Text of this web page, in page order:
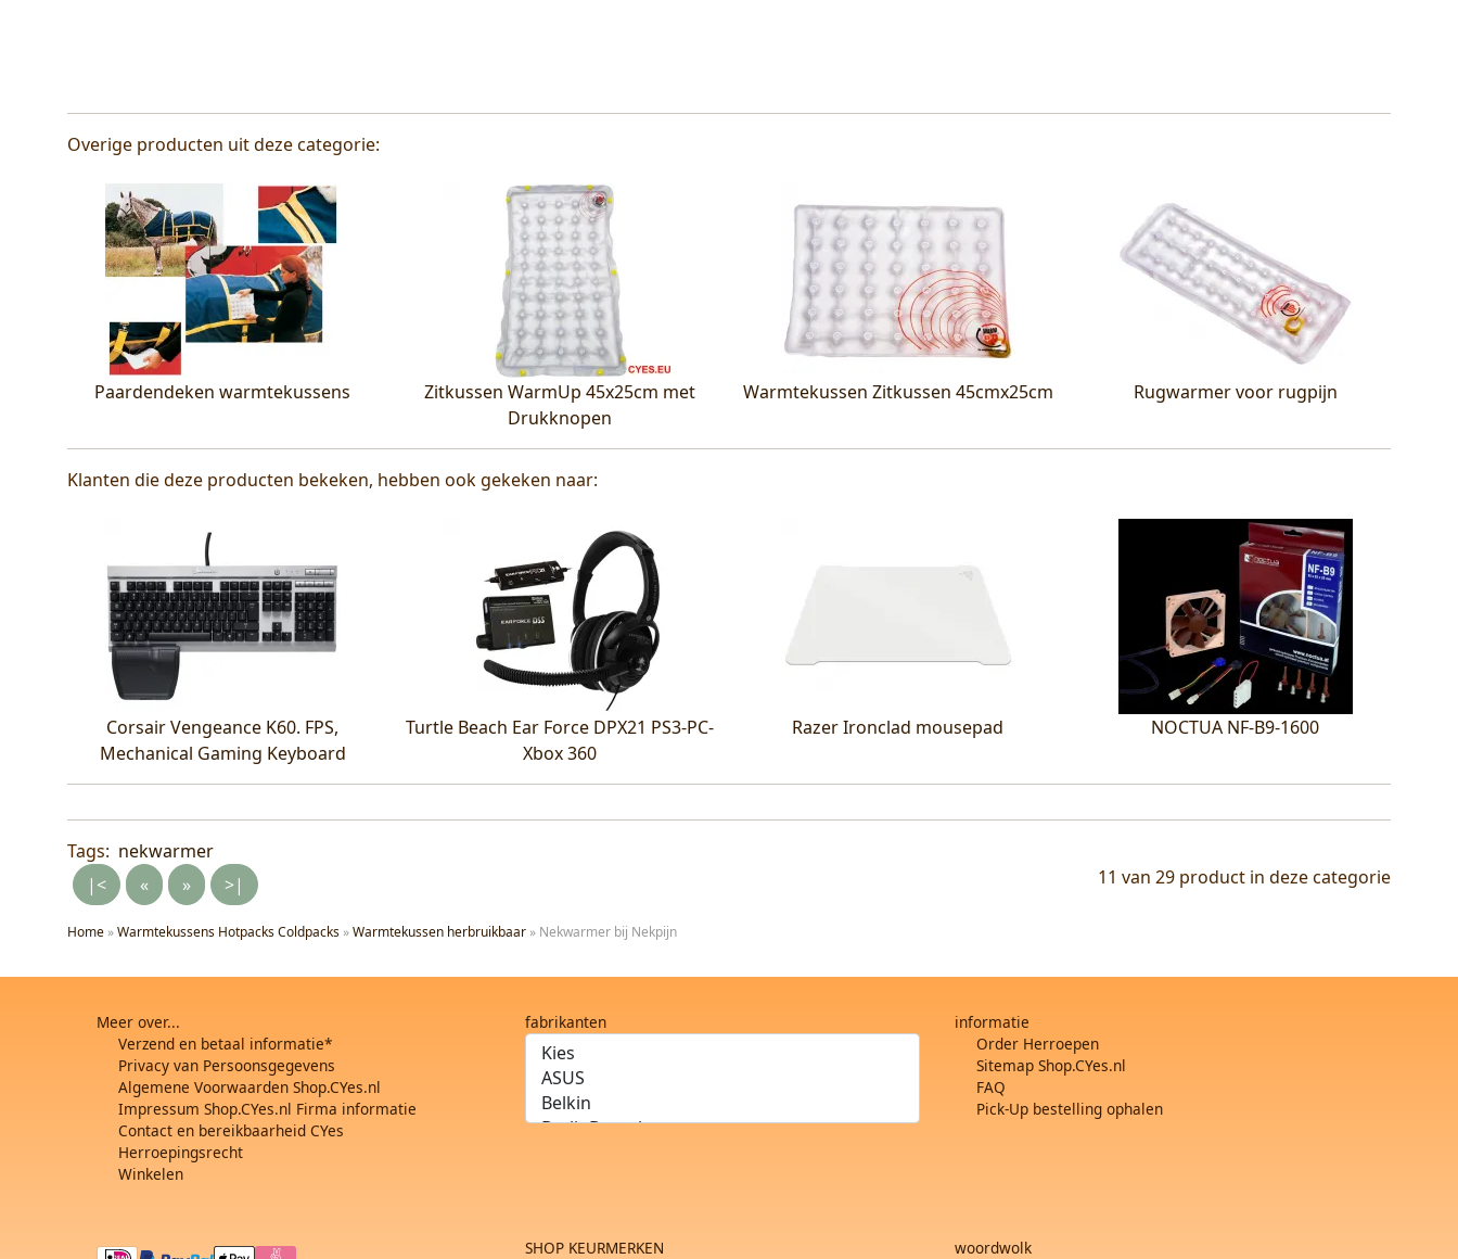
Overige producten uit deze categorie:
Paardendeken warmtekussens
Zitkussen WarmUp 45x25cm met
Drukknopen
Warmtekussen Zitkussen 45cmx25cm Rugwarmer voor rugpijn
Klanten die deze producten bekeken, hebben ook gekeken naar:
Corsair Vengeance K60. FPS,
Mechanical Gaming Keyboard
Turtle Beach Ear Force DPX21 PS3-PC-
Xbox 360
Razer Ironclad mousepad NOCTUA NF-B9-1600
Tags: nekwarmer
|<
« » >| 11 van 29 product in deze categorie
Home»Warmtekussens Hotpacks Coldpacks»Warmtekussen herbruikbaar» Nekwarmer bij Nekpijn
Meer over...
Verzend en betaal informatie*
Privacy van Persoonsgegevens
Algemene Voorwaarden Shop.CYes.nl
Impressum Shop.CYes.nl Firma informatie
Contact en bereikbaarheid CYes
Herroepingsrecht
Winkelen
fabrikanten
informatie
Order Herroepen
Sitemap Shop.CYes.nl
FAQ
Pick-Up bestelling ophalen
SHOP KEURMERKEN woordwolk